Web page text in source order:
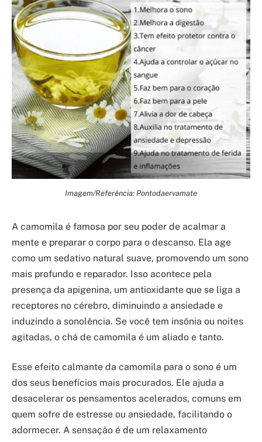
Imagem/Referência: Pontodaervamate
A camomila é famosa por seu poder de acalmar a
mente e preparar o corpo para o descanso. Ela age
como um sedativo natural suave, promovendo um sono
mais profundo e reparador. Isso acontece pela
presença da apigenina, um antioxidante que se liga a
receptores no cérebro, diminuindo a ansiedade e
induzindo a sonolência. Se você tem insônia ou noites
agitadas, o chá de camomila é um aliado e tanto.
Esse efeito calmante da camomila para o sono é um
dos seus benefícios mais procurados. Ele ajuda a
desacelerar os pensamentos acelerados, comuns em
quem sofre de estresse ou ansiedade, facilitando o
adormecer. A sensação é de um relaxamento